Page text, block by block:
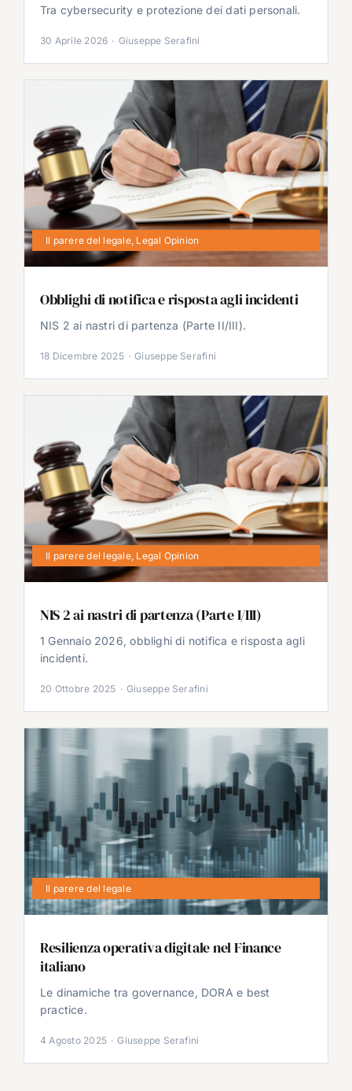
Tra cybersecurity e protezione dei dati personali.
30 Aprile 2026 · Giuseppe Serafini
Il parere del legale, Legal Opinion
Obblighi di notifica e risposta agli incidenti
NIS 2 ai nastri di partenza (Parte II/III).
18 Dicembre 2025 · Giuseppe Serafini
Il parere del legale, Legal Opinion
NIS 2 ai nastri di partenza (Parte I/III)
1 Gennaio 2026, obblighi di notifica e risposta agli
incidenti.
20 Ottobre 2025 · Giuseppe Serafini
Il parere del legale
Resilienza operativa digitale nel Finance
italiano
Le dinamiche tra governance, DORA e best
practice.
4 Agosto 2025 · Giuseppe Serafini